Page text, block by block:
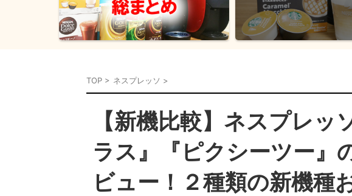
TOP > ネスプレッソ >
【新機比較】ネスプレ
ラス』『ピクシーツー』
ビュー！２種類の新機種